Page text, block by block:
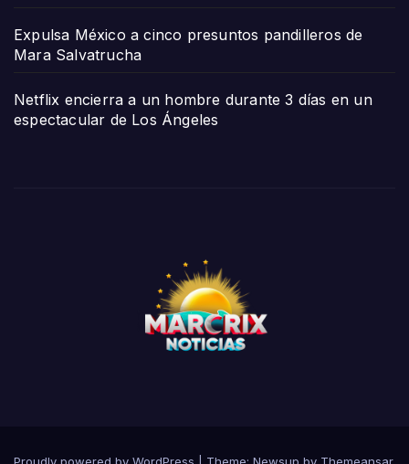
Expulsa México a cinco presuntos pandilleros de
Mara Salvatrucha
Netflix encierra a un hombre durante 3 días en un
espectacular de Los Ángeles
Proudly powered by WordPress Theme: Newsup by Themeansar.